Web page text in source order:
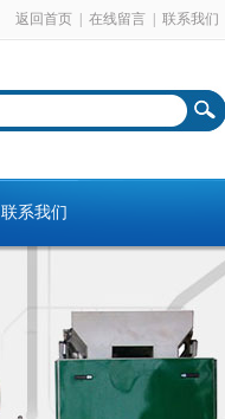
返回首页 在线留言 联系我们
联系我们